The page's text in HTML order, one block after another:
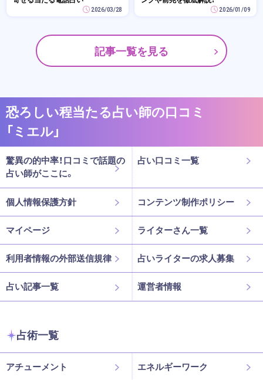
2026/03/28 2026/01/09
記事一覧を見る
恐ろしい程当たる占い師の口コミ
「ミエル」
驚異の的中率！口コミで話題の
占い師がここに。
占い口コミ一覧
個人情報保護方針 コンテンツ制作ポリシー
マイページ ライターさん一覧
利用者情報の外部送信規律 占いライターの求人募集
占い記事一覧 運営者情報
占術一覧
アチューメント エネルギーワーク